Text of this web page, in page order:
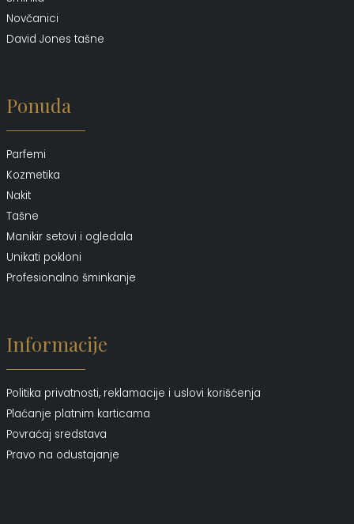
Novčanici
David Jones tašne
Ponuda
Parfemi
Kozmetika
Nakit
Tašne
Manikir setovi i ogledala
Unikati pokloni
Profesionalno šminkanje
Informacije
Politika privatnosti, reklamacije i uslovi korišćenja
Plaćanje platnim karticama
Povraćaj sredstava
Pravo na odustajanje